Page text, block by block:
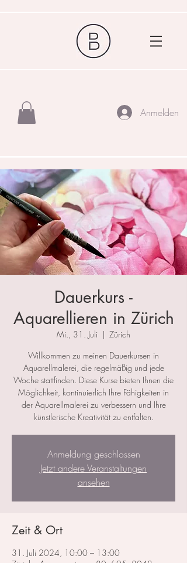
Anmelden
Dauerkurs -
Aquarellieren in Zürich
Mi., 31. Juli
  |
Zürich
Willkommen zu meinen Dauerkursen in
Aquarellmalerei, die regelmäßig und jede
Woche stattfinden. Diese Kurse bieten Ihnen die
Möglichkeit, kontinuierlich Ihre Fähigkeiten in
der Aquarellmalerei zu verbessern und Ihre
künstlerische Kreativität zu entfalten.
Anmeldung geschlossen
Jetzt andere Veranstaltungen
ansehen
Zeit & Ort
31. Juli 2024, 10:00 – 13:00